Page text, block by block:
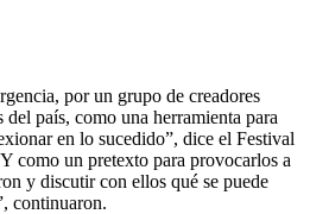
por un grupo de creadores
del país, como una herramienta para
en lo sucedido”, dice el Festival
como un pretexto para provocarlos a
y discutir con ellos qué se puede
continuaron.